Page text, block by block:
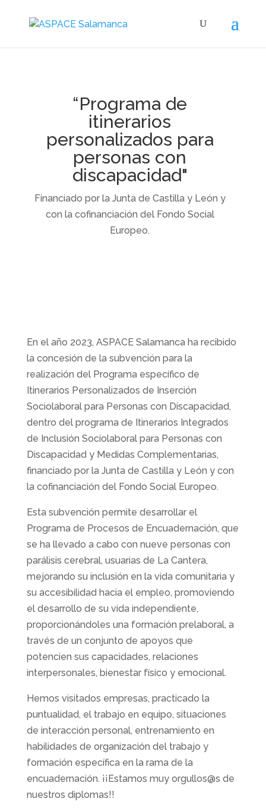
“Programa de
itinerarios
personalizados para
personas con
discapacidad"
Financiado por la Junta de Castilla y León y
con la cofinanciación del Fondo Social
Europeo.
En el año 2023, ASPACE Salamanca ha recibido
la concesión de la subvención para la
realización del Programa específico de
Itinerarios Personalizados de Inserción
Sociolaboral para Personas con Discapacidad,
dentro del programa de Itinerarios Integrados
de Inclusión Sociolaboral para Personas con
Discapacidad y Medidas Complementarias,
financiado por la Junta de Castilla y León y con
la cofinanciación del Fondo Social Europeo.
Esta subvención permite desarrollar el
Programa de Procesos de Encuadernación, que
se ha llevado a cabo con nueve personas con
parálisis cerebral, usuarias de La Cantera,
mejorando su inclusión en la vida comunitaria y
su accesibilidad hacia el empleo, promoviendo
el desarrollo de su vida independiente,
proporcionándoles una formación prelaboral, a
través de un conjunto de apoyos que
potencien sus capacidades, relaciones
interpersonales, bienestar físico y emocional.
Hemos visitados empresas, practicado la
puntualidad, el trabajo en equipo, situaciones
de interacción personal, entrenamiento en
habilidades de organización del trabajo y
formación específica en la rama de la
encuadernación. ¡¡Estamos muy orgullos@s de
nuestros diplomas!!